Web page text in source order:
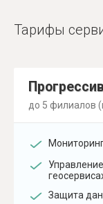
Тарифы
до 5 филиалов
Защита